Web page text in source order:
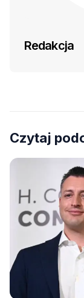
Redakcja
Czytaj